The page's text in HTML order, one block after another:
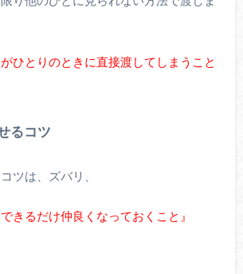
ひとりのときに直接渡してしまうこと
るコツ
ツは、ズバリ、
きるだけ仲良くなっておくこと』